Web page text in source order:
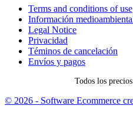
Terms and conditions of use
Información
Legal Notice
Privacidad
Téminos de cancelación
Envíos y pagos
Todos los
© 2026 - Software Ecommerce